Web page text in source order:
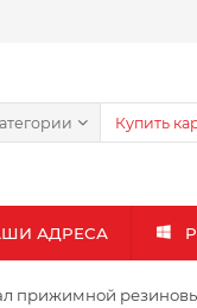
АДРЕСА
прижимной